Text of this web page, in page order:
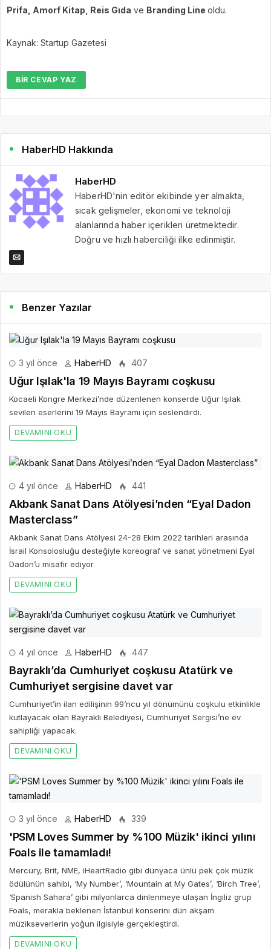
Prifa, Amorf Kitap, Reis Gıda ve Branding Line oldu.
Kaynak: Startup Gazetesi
BIR CEVAP YAZ
HaberHD Hakkında
HaberHD
HaberHD'nin editör ekibinde yer almakta,
sıcak gelişmeler, ekonomi ve teknoloji
alanlarında haber içerikleri üretmektedir.
Doğru ve hızlı haberciliği ilke edinmiştir.
Benzer Yazılar
3 yıl önce HaberHD 407
Uğur Işılak'la 19 Mayıs Bayramı coşkusu
Kocaeli Kongre Merkezi’nde düzenlenen konserde Uğur Işılak
sevilen eserlerini 19 Mayıs Bayramı için seslendirdi.
DEVAMINI OKU
4 yıl önce HaberHD 441
Akbank Sanat Dans Atölyesi’nden “Eyal Dadon
Masterclass”
Akbank Sanat Dans Atölyesi 24-28 Ekim 2022 tarihleri arasında
İsrail Konsolosluğu desteğiyle koreograf ve sanat yönetmeni Eyal
Dadon’u misafir ediyor.
DEVAMINI OKU
4 yıl önce HaberHD 447
Bayraklı’da Cumhuriyet coşkusu Atatürk ve
Cumhuriyet sergisine davet var
Cumhuriyet’in ilan edilişinin 99’ncu yıl dönümünü coşkulu etkinlikle
kutlayacak olan Bayraklı Belediyesi, Cumhuriyet Sergisi’ne ev
sahipliği yapacak.
DEVAMINI OKU
3 yıl önce HaberHD 339
'PSM Loves Summer by %100 Müzik' ikinci yılını
Foals ile tamamladı!
Mercury, Brit, NME, iHeartRadio gibi dünyaca ünlü pek çok müzik
ödülünün sahibi, ‘My Number’, ‘Mountain at My Gates’, ‘Birch Tree’,
‘Spanish Sahara’ gibi milyonlarca dinlenmeye ulaşan İngiliz grup
Foals, merakla beklenen İstanbul konserini dün akşam
müzikseverlerin yoğun ilgisiyle gerçekleştirdi.
DEVAMINI OKU